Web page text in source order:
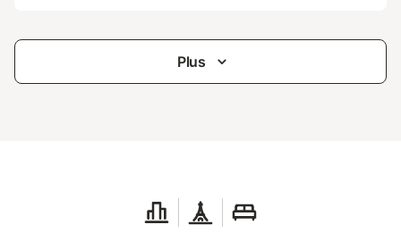
Plus